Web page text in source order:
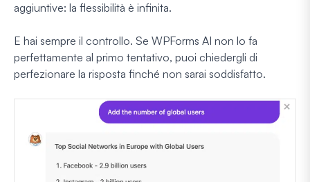
aggiuntive: la flessibilità è infinita.
E hai sempre il controllo. Se WPForms AI non lo fa
perfettamente al primo tentativo, puoi chiedergli di
perfezionare la risposta finché non sarai soddisfatto.